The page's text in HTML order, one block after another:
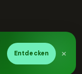
Entdecken ×